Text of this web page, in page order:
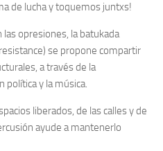
de lucha y toquemos juntxs!
opresiones, la batukada
se propone compartir
a través de la
política y la música.
liberados, de las calles y de
ayude a mantenerlo